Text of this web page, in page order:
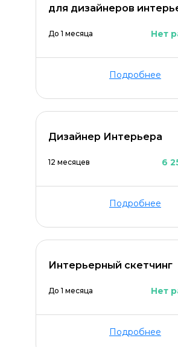
для дизайнеров
До 1 месяца Нет
Подробнее
Дизайнер Интерьера
12 месяцев 6
Подробнее
Интерьерный скетчинг
До 1 месяца Нет
Подробнее